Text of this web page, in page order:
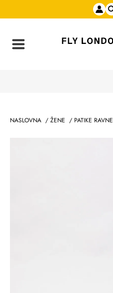
NASLOVNA / ŽENE / PATIKE RAVNE